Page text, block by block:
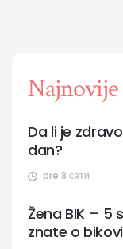
Najnovije
pre 8 сати
Da li je
dan?
Žena BIK – 5
znate o